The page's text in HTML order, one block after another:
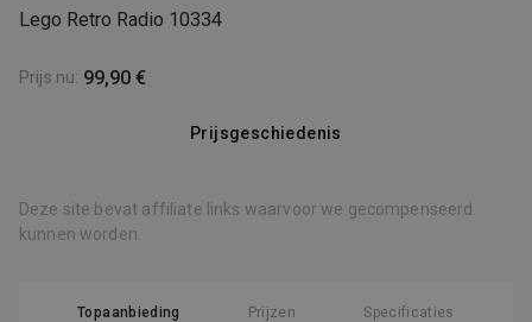
Lego Retro Radio 10334
Prijs nu: 99,90 €
Prijsgeschiedenis
Deze site bevat affiliate links waarvoor we gecompenseerd
kunnen worden.
Topaanbieding Prijzen Specificaties